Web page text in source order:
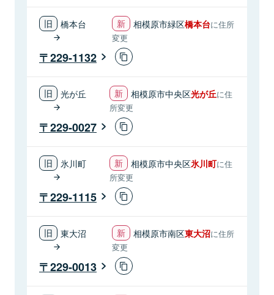
橋本台 相模原市緑区橋本台に住所
変更
229-1132
光が丘 相模原市中央区光が丘に住
所変更
229-0027
氷川町 相模原市中央区氷川町に住
所変更
229-1115
東大沼 相模原市南区東大沼に住所
変更
229-0013